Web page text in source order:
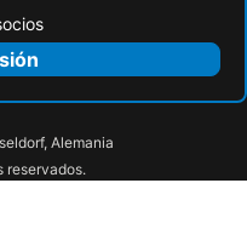
Alemania
reservados.